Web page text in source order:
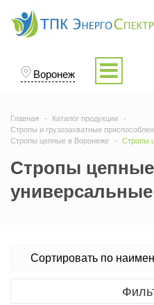
Воронеж
Главная
Каталог продукции
Стропы и грузозахватные
Стропы цепные в Воронеже
Стропы
Стропы цепные